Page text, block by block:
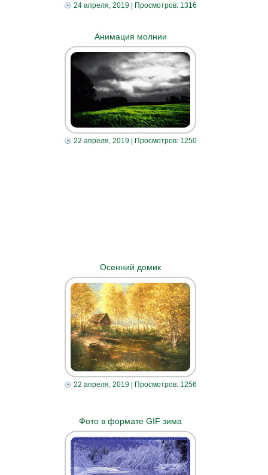
24 апреля, 2019| Просмотров: 1316
Анимация молнии
22 апреля, 2019| Просмотров: 1250
Осенний домик
22 апреля, 2019| Просмотров: 1256
Фото в формате GIF зима